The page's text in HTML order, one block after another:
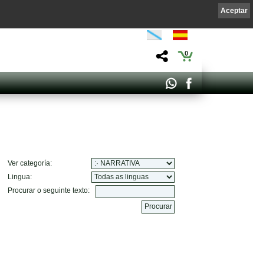
0
Ver categoría:
Lingua:
Procurar o seguinte texto:
Aceptar